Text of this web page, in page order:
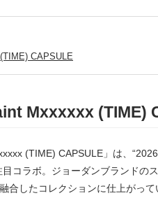
CAPSULE
Mxxxxxx (TIME)
(TIME) CAPSULE」は、
コラボ。ジョーダンブランドの
合したコレクションに仕上がって